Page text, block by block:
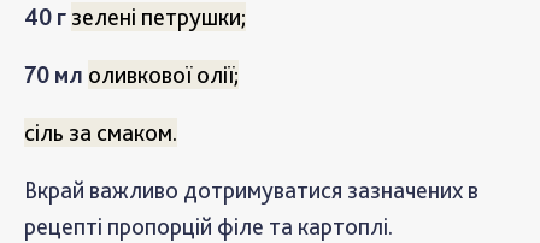
40 г зелені петрушки;
70 мл оливкової олії;
сіль за смаком.
Вкрай важливо дотримуватися зазначених в
рецепті пропорцій філе та картоплі.